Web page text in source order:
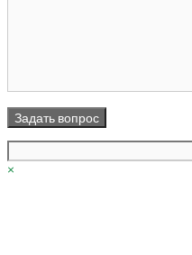
×